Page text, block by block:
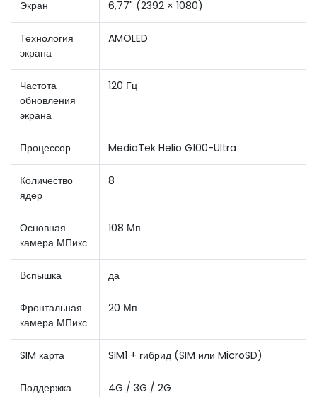
Экран 6,77" (2392 × 1080)
Технология
экрана
AMOLED
Частота
обновления
экрана
120 Гц
Процессор MediaTek Helio G100-Ultra
Количество
ядер
8
Основная
камера МПикс
108 Мп
Вспышка да
Фронтальная
камера МПикс
20 Мп
SIM карта SIM1 + гибрид (SIM или MicroSD)
Поддержка
4G / 3G / 2G